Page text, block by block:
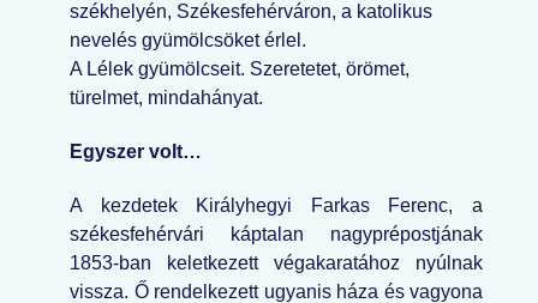
székhelyén, Székesfehérváron, a katolikus
nevelés gyümölcsöket érlel.
A Lélek gyümölcseit. Szeretetet, örömet,
türelmet, mindahányat.
Egyszer volt…
A kezdetek Királyhegyi Farkas Ferenc, a
székesfehérvári káptalan nagyprépostjának
1853-ban keletkezett végakaratához nyúlnak
vissza. Ő rendelkezett ugyanis háza és vagyona